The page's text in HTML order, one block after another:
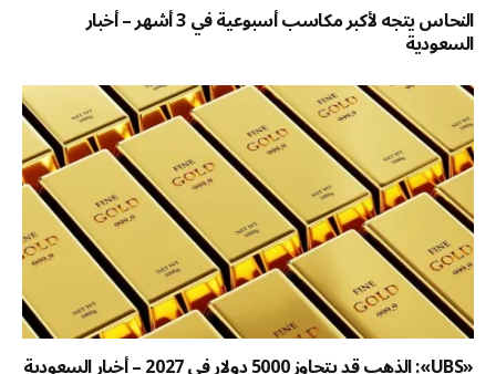
النحاس يتجه لأكبر مكاسب أسبوعية في 3 أشهر – أخبار
السعودية